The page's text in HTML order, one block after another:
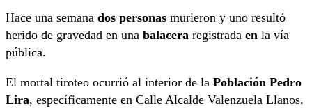
Hace una semana dos personas murieron y uno resultó
herido de gravedad en una balacera registrada en la vía
pública.
El mortal tiroteo ocurrió al interior de la Población Pedro
Lira, específicamente en Calle Alcalde Valenzuela Llanos.